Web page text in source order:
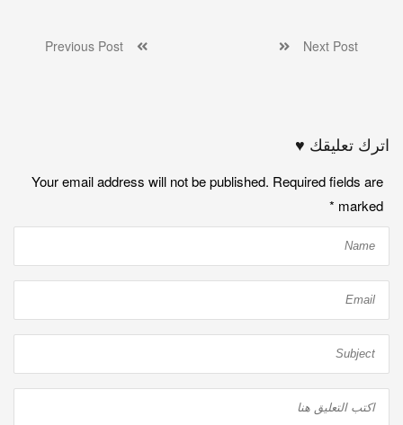
Next Post
اترك تعليقك ♥
Your email address will not be published. Required fields are
marked
*